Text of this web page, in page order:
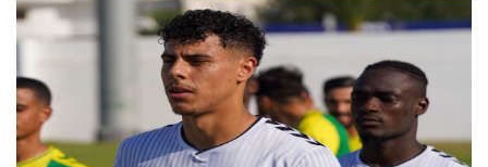
البث المباشر
Chrono24
Sports 24